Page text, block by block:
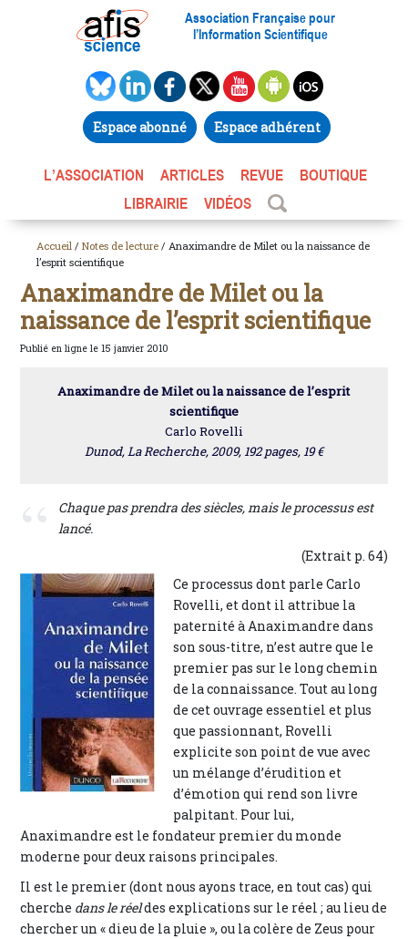
Association Française pour
l’Information Scientifique
Espace abonné Espace adhérent
L’ASSOCIATION ARTICLES REVUE
BOUTIQUE
LIBRAIRIE
VIDÉOS
Accueil / Notes de lecture / Anaximandre de Milet ou la naissance de
l’esprit scientifique
Anaximandre de Milet ou la
naissance de l’esprit scientifique
Publié en ligne le 15 janvier 2010
Anaximandre de Milet ou la naissance de l’esprit
scientifique
Carlo Rovelli
Dunod, La Recherche, 2009, 192 pages, 19 €
Chaque pas prendra des siècles, mais le processus est
lancé.
(Extrait p. 64)
Ce processus dont parle Carlo
Rovelli, et dont il attribue la
paternité à Anaximandre dans
son sous-titre, n’est autre que le
premier pas sur le long chemin
de la connaissance. Tout au long
de cet ouvrage essentiel et plus
que passionnant, Rovelli
explicite son point de vue avec
un mélange d’érudition et
d’émotion qui rend son livre
palpitant. Pour lui,
Anaximandre est le fondateur premier du monde
moderne pour deux raisons principales.
Il est le premier (dont nous ayons trace, en tout cas) qui
cherche dans le réeldes explications sur le réel ; au lieu de
chercher un « dieu de la pluie », ou la colère de Zeus pour